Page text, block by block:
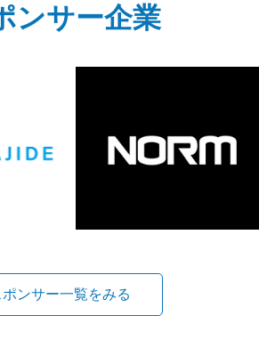
ンサー企業
ポンサー一覧をみる